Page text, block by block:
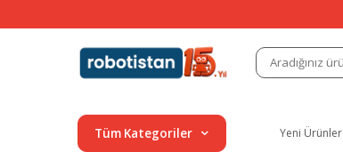
Tüm Kategoriler Yeni Ürünler